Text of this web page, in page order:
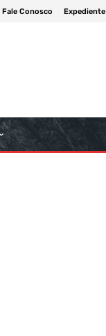
Fale Conosco Expediente